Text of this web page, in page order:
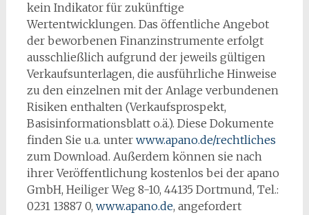
kein Indikator für zukünftige
Wertentwicklungen. Das öffentliche Angebot
der beworbenen Finanzinstrumente erfolgt
ausschließlich aufgrund der jeweils gültigen
Verkaufsunterlagen, die ausführliche Hinweise
zu den einzelnen mit der Anlage verbundenen
Risiken enthalten (Verkaufsprospekt,
Basisinformationsblatt o.ä.). Diese Dokumente
finden Sie u.a. unter www.apano.de/rechtliches
zum Download. Außerdem können sie nach
ihrer Veröffentlichung kostenlos bei der apano
GmbH, Heiliger Weg 8-10, 44135 Dortmund, Tel.:
0231 13887 0, www.apano.de, angefordert